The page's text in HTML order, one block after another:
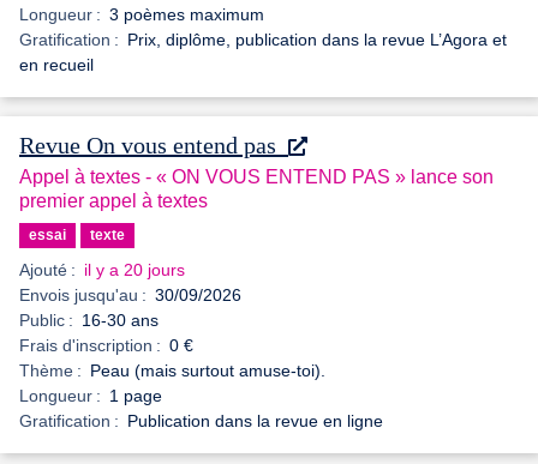
Longueur : 3 poèmes maximum
Gratification : Prix, diplôme, publication dans la revue L’Agora et
en recueil
Revue On vous entend pas
Appel à textes - « ON VOUS ENTEND PAS » lance son
premier appel à textes
essai texte
Ajouté : il y a 20 jours
Envois jusqu'au : 30/09/2026
Public : 16-30 ans
Frais d'inscription : 0 €
Thème : Peau (mais surtout amuse-toi).
Longueur : 1 page
Gratification : Publication dans la revue en ligne